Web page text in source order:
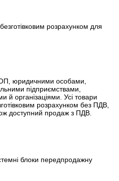
розрахунком для
юридичними особами,
підприємствами,
й організаціями. Усі товари
розрахунком без ПДВ,
доступний продаж з ПДВ.
блоки передпродажну